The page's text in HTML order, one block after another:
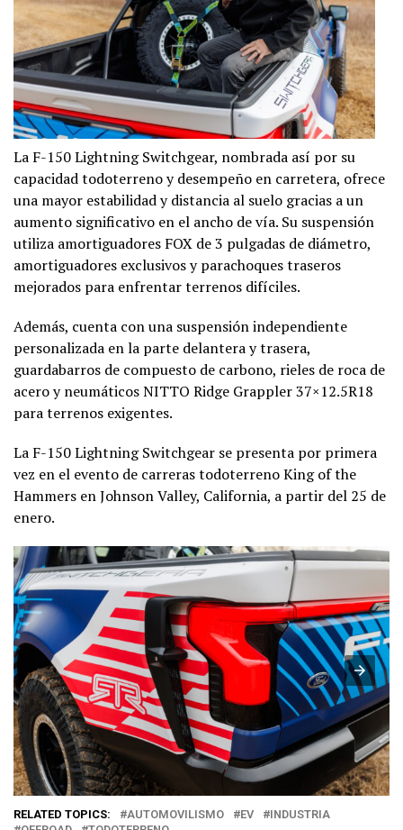
La F-150 Lightning Switchgear, nombrada así por su
capacidad todoterreno y desempeño en carretera, ofrece
una mayor estabilidad y distancia al suelo gracias a un
aumento significativo en el ancho de vía. Su suspensión
utiliza amortiguadores FOX de 3 pulgadas de diámetro,
amortiguadores exclusivos y parachoques traseros
mejorados para enfrentar terrenos difíciles.
Además, cuenta con una suspensión independiente
personalizada en la parte delantera y trasera,
guardabarros de compuesto de carbono, rieles de roca de
acero y neumáticos NITTO Ridge Grappler 37×12.5R18
para terrenos exigentes.
La F-150 Lightning Switchgear se presenta por primera
vez en el evento de carreras todoterreno King of the
Hammers en Johnson Valley, California, a partir del 25 de
enero.
RELATED TOPICS: AUTOMOVILISMO EV
INDUSTRIA